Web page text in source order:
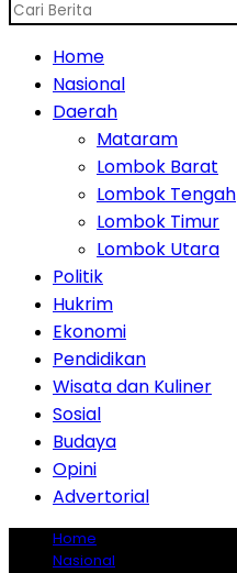
Home
Nasional
Daerah
Mataram
Lombok Barat
Lombok Tengah
Lombok Timur
Lombok Utara
Politik
Hukrim
Ekonomi
Pendidikan
Wisata dan Kuliner
Sosial
Budaya
Opini
Advertorial
Home
Nasional